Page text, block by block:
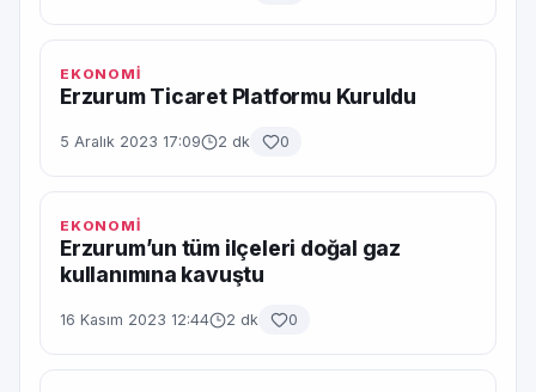
EKONOMİ
Erzurum Ticaret Platformu Kuruldu
5 Aralık 2023 17:09 2 dk 0
EKONOMİ
Erzurum’un tüm ilçeleri doğal gaz
kullanımına kavuştu
16 Kasım 2023 12:44 2 dk 0